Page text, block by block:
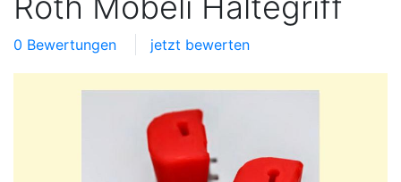
0 Bewertungen jetzt bewerten